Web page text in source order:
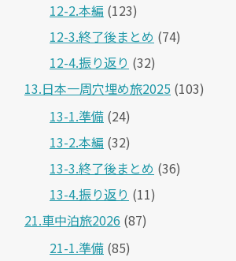
12-2.本編 (123)
12-3.終了後まとめ (74)
12-4.振り返り (32)
13.日本一周穴埋め旅2025 (103)
13-1.準備 (24)
13-2.本編 (32)
13-3.終了後まとめ (36)
13-4.振り返り (11)
21.車中泊旅2026 (87)
21-1.準備 (85)